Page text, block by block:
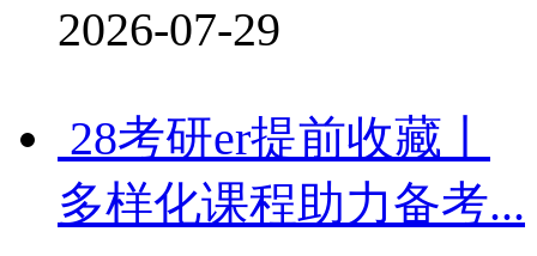
2026-07-29
28考研er提前收藏丨
多样化课程助力备考...